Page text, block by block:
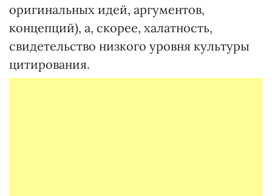
оригинальных идей, аргументов,
концепций), а, скорее, халатность,
свидетельство низкого уровня культуры
цитирования.